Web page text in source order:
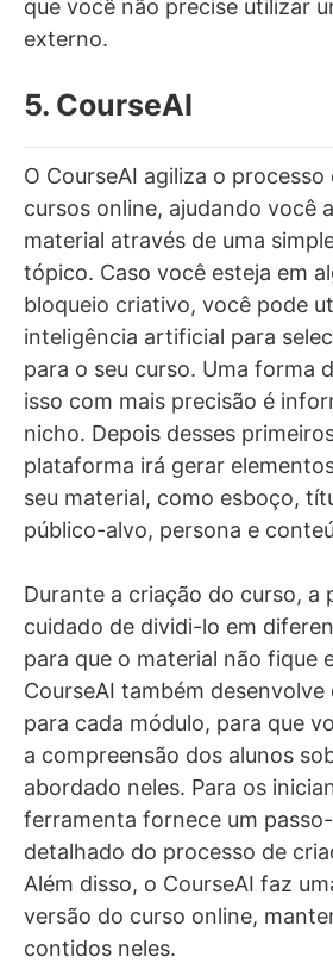
que você não precise utilizar
externo.
5. CourseAI
O CourseAI agiliza o
cursos online, ajudando você
material através de uma
tópico. Caso você esteja em
bloqueio criativo, você pode
inteligência artificial para
para o seu curso. Uma forma
isso com mais precisão é
nicho. Depois desses
plataforma irá gerar
seu material, como esboço,
público-alvo, persona e
Durante a criação do curso, a
cuidado de dividi-lo em
para que o material não fique
CourseAI também
para cada módulo, para que
a compreensão dos alunos
abordado neles. Para os
ferramenta fornece um
detalhado do processo de
Além disso, o CourseAI faz
versão do curso online,
contidos neles.